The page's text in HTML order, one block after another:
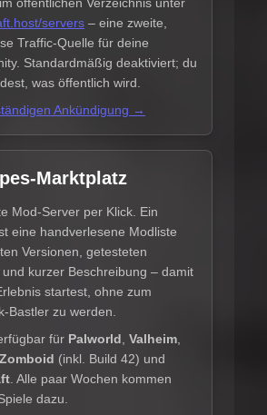
servers – eine zweite,
Traffic-Quelle für deine
Standardmäßig deaktiviert; du
was öffentlich wird.
Ankündigung →
Marktplatz
Mod-Server per Klick. Ein
eine handverlesene Modliste
Versionen, getesteten
und kurzer Beschreibung – damit
startest, ohne zum
Bastler zu werden.
für Palworld Valheim
(inkl. Build 42) und
. Alle paar Wochen kommen
dazu.